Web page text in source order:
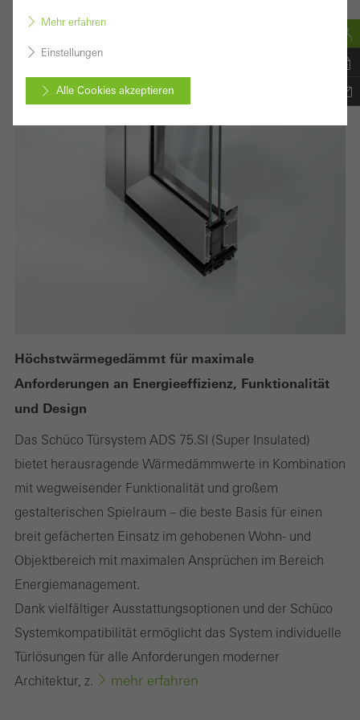
Höchstwärmegedämmt für maximale
Anforderungen an Energieeffizienz, Funktionalität
und Design
Das Schüco Türsystem ADS 75.SI (Super Insulated)
bietet herausragende Wärmedämmwerte in Kombination
mit wegweisender Funktionalität und großem
gestalterischen Spielraum – die beste Basis für einen
breit gefächerten Einsatz im gehobenen Wohn- und
Objektbereich mit maximalen Ansprüchen im Bereich
Energiemanagement.
Dank vielfältiger Ausstattungsoptionen und der Schüco
Systemkompatibilität ermöglicht das System individuelle
Türlösungen für alle Anforderungen moderner
Architektur, z.
mehr erfahren
Mehr erfahren
Einstellungen
Alle Cookies akzeptieren
Benötigte Cookies (essenziell, funktional, unverzichtbar), nicht
Technisch notwendige Cookies sind erforderlich, damit Schüco
Webseiten einwandfrei funktionieren und können nicht deaktiviert
werden. Ohne diese Cookies können bestimmte Teile der
Statistik / Analyse Cookies
beispielsweise durch Auswertung von durchgeführten
Kampagnen, zu optimieren. Diese Cookies werden dazu
verwendet, die Nutzerfreundlichkeit der Webseite und damit das
Nutzererlebnis zu verbessern. Sie sammeln Informationen über
die Nutzungsweise der Webseite, Anzahl der Besuche,
durchschnittliche Verweilzeit, aufgerufene Seiten.
Marketing / Drittanbieter Cookies
Marketing Cookies werden von Drittanbietern verwendet, um
personalisierte und ansprechende Werbung für den einzelnen